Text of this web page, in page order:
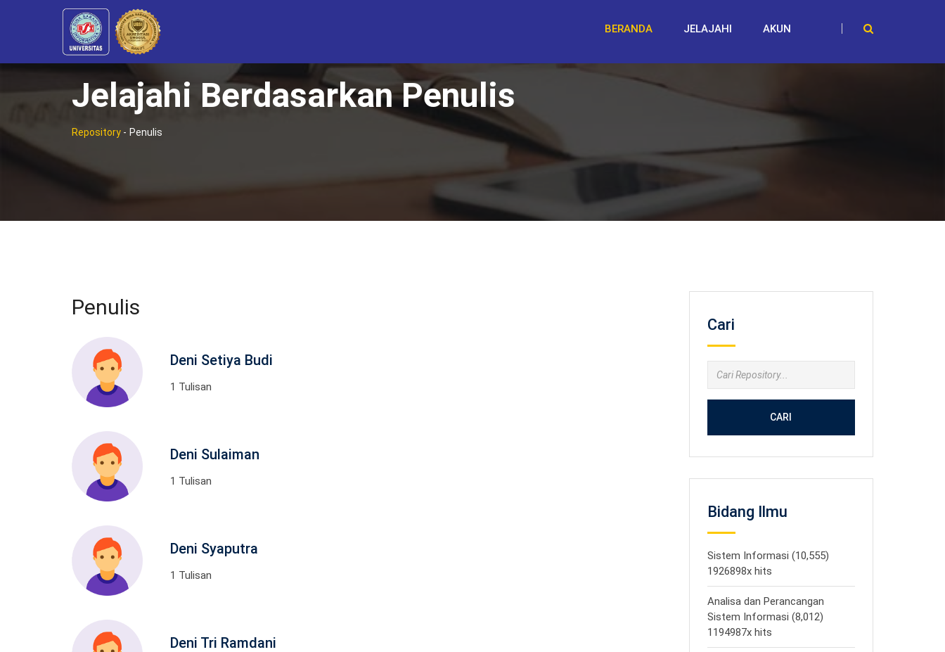
BERANDA JELAJAHI AKUN
Jelajahi Berdasarkan Penulis
Repository - Penulis
Penulis
Deni Setiya Budi
1 Tulisan
Deni Sulaiman
1 Tulisan
Deni Syaputra
1 Tulisan
Deni Tri Ramdani
Cari
CARI
Bidang Ilmu
Sistem Informasi (10,555)
1926898x hits
Analisa dan Perancangan
Sistem Informasi (8,012)
1194987x hits